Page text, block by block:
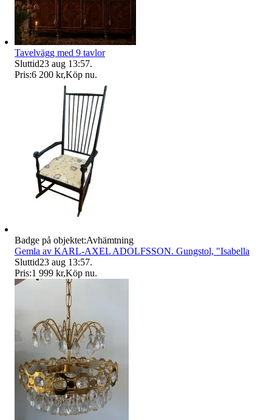
Tavelvägg med 9 tavlor
Sluttid23 aug 13:57.
Pris:6 200 kr,Köp nu.
Badge på objektet:Avhämtning
Gemla av KARL-AXEL ADOLFSSON. Gungstol, "Isabella
Sluttid23 aug 13:57.
Pris:1 999 kr,Köp nu.